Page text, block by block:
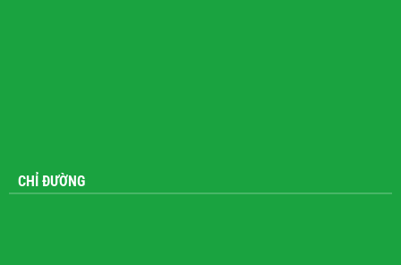
CHỈ ĐƯỜNG